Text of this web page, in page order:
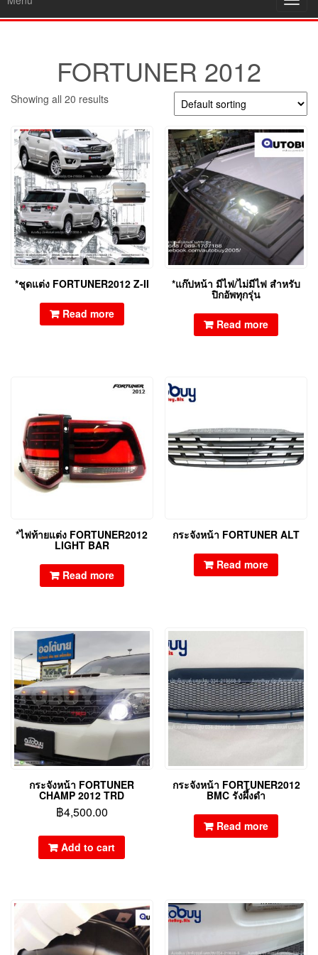
FORTUNER 2012
Showing all 20 results
*ชุดแต่ง FORTUNER2012 Z-II
Read more
*แก๊ปหน้า มีไฟ/ไม่มีไฟ สำหรับ
ปิกอัพทุกรุ่น
Read more
*ไฟท้ายแต่ง FORTUNER2012
LIGHT BAR
Read more
กระจังหน้า FORTUNER ALT
Read more
กระจังหน้า FORTUNER
CHAMP 2012 TRD
฿4,500.00
Add to cart
กระจังหน้า FORTUNER2012
BMC รังผึ้งดำ
Read more